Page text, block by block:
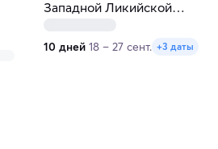
Западной Ликийской
10 дней 18 – 27 сент. +3 даты